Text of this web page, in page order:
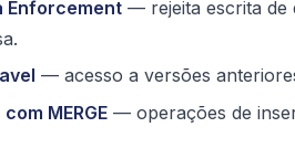
Enforcement — rejeita escrita de
— acesso a versões
MERGE — operações de